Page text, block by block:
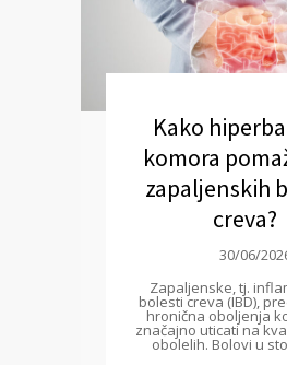
Kako
komora
zapaljenskih
creva?
30/06/
Zapaljenske, tj.
bolesti creva (IBD),
hronična oboljenja
značajno uticati na
obolelih. Bolovi u